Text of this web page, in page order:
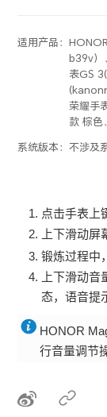
适用产品：
b39v）
表GS
荣耀手
款 棕色
系统版本：不涉及
点击手表上
上下滑动屏
锻炼过程中
上下滑动
态，语音提
HONOR
行音量调节